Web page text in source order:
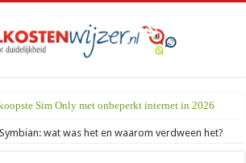
Sim Only met onbeperkt internet in 2026
wat was het en waarom verdween het?